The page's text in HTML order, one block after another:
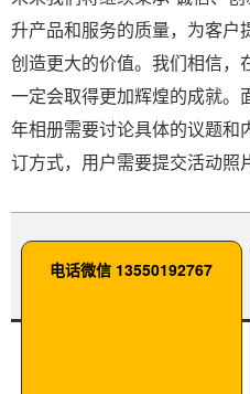
升产品和服务的质量，为客户
创造更大的价值。我们相信，
一定会取得更加辉煌的成就。
年相册需要讨论具体的议题和
订方式，用户需要提交活动照
电话微信 13550192767